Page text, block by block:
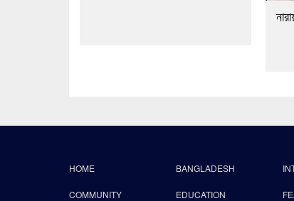
HOME BANGLADESH
COMMUNITY EDUCATION